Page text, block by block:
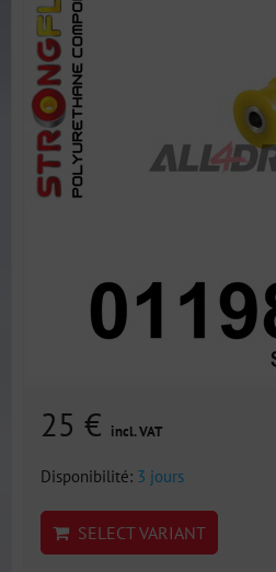
25 € incl. VAT
Disponibilité: 3 jours
SELECT VARIANT